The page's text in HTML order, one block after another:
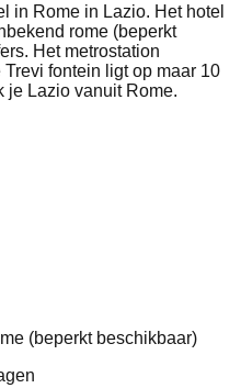
in Rome in Lazio. Het hotel
rome (beperkt
Het metrostation
fontein ligt op maar 10
Lazio vanuit Rome.
(beperkt beschikbaar)